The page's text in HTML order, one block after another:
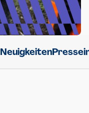
Neuigkeiten